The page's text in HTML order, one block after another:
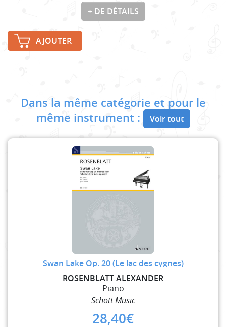
+ DE DÉTAILS
AJOUTER
Dans la même catégorie et pour le
même instrument :
Voir tout
Swan Lake Op. 20 (Le lac des cygnes)
ROSENBLATT ALEXANDER
Piano
Schott Music
28,40€